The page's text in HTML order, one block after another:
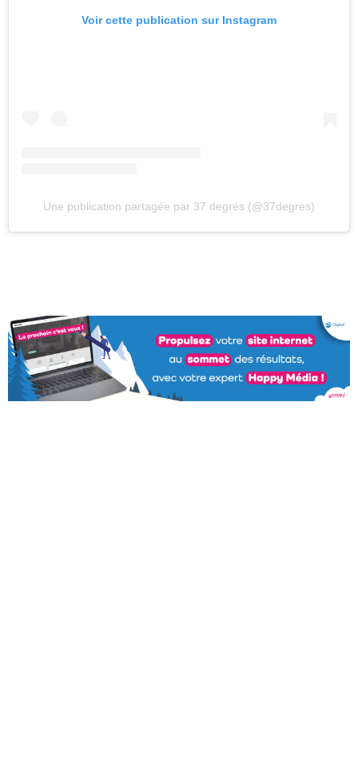
Voir cette publication sur Instagram
Une publication partagée par 37 degrés (@37degres)